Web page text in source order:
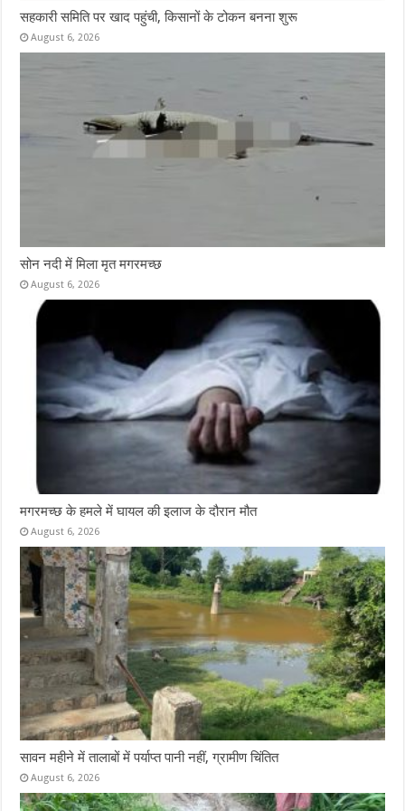
सहकारी समिति पर खाद पहुंची, किसानों के टोकन बनना शुरू
August 6, 2026
सोन नदी में मिला मृत मगरमच्छ
August 6, 2026
मगरमच्छ के हमले में घायल की इलाज के दौरान मौत
August 6, 2026
सावन महीने में तालाबों में पर्याप्त पानी नहीं, ग्रामीण चिंतित
August 6, 2026